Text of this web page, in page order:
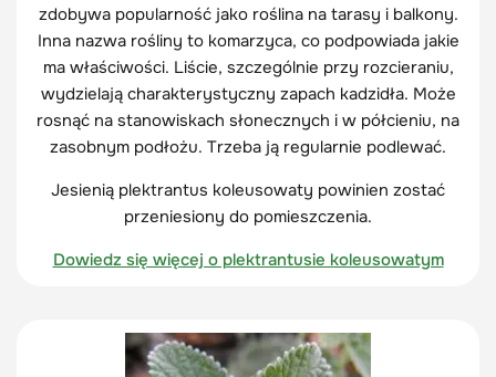
zdobywa popularność jako roślina na tarasy i balkony.
Inna nazwa rośliny to komarzyca, co podpowiada jakie
ma właściwości. Liście, szczególnie przy rozcieraniu,
wydzielają charakterystyczny zapach kadzidła. Może
rosnąć na stanowiskach słonecznych i w półcieniu, na
zasobnym podłożu. Trzeba ją regularnie podlewać.
Jesienią plektrantus koleusowaty powinien zostać
przeniesiony do pomieszczenia.
Dowiedz się więcej o plektrantusie koleusowatym